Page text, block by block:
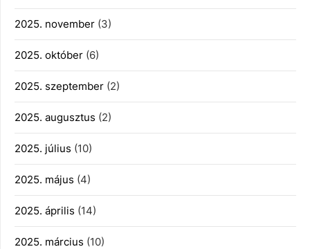
2025. november (3)
2025. október (6)
2025. szeptember (2)
2025. augusztus (2)
2025. július (10)
2025. május (4)
2025. április (14)
2025. március (10)